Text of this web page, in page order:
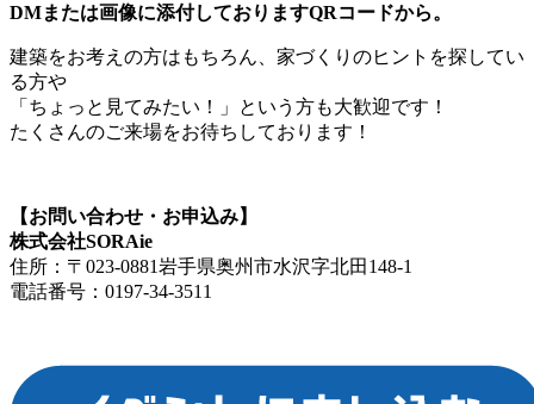
DMまたは画像に添付しておりますQRコードから。
建築をお考えの方はもちろん、家づくりのヒントを探してい
る方や
「ちょっと見てみたい！」という方も大歓迎です！
たくさんのご来場をお待ちしております！
【お問い合わせ・お申込み】
株式会社SORAie
住所：〒023-0881岩手県奥州市水沢字北田148-1
電話番号：0197-34-3511